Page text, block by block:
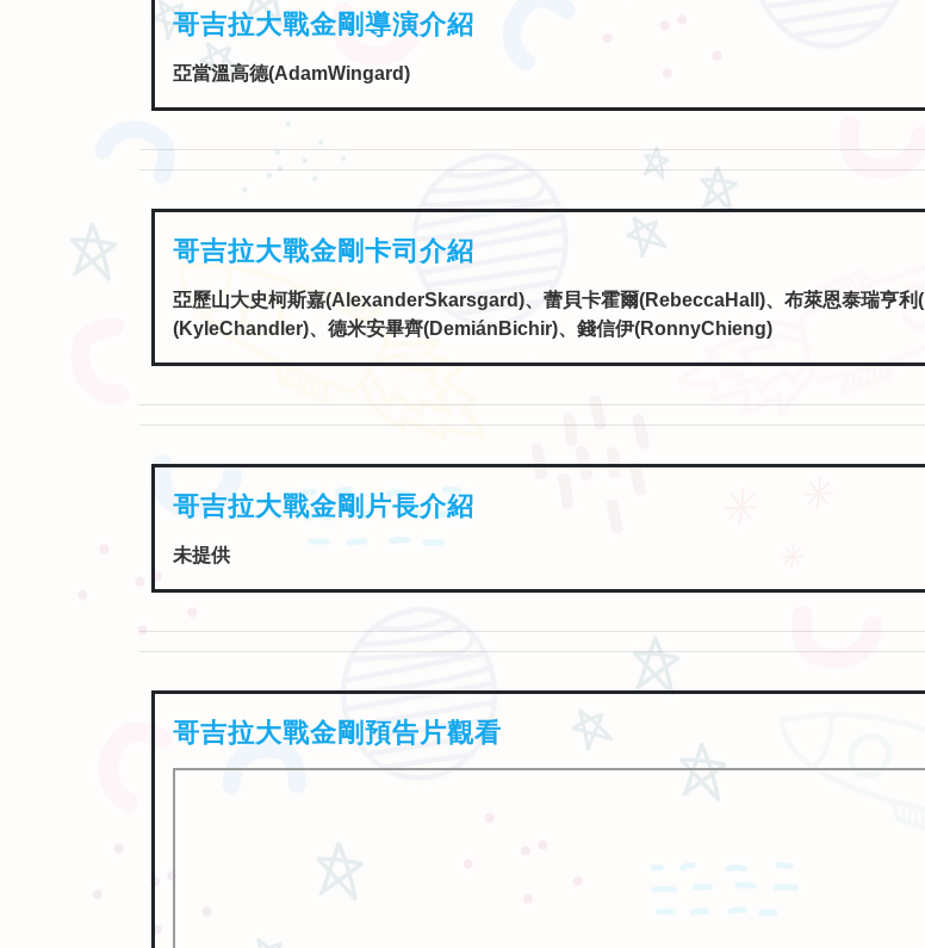
哥吉拉大戰金剛卡司介紹
亞歷山大史柯斯嘉(AlexanderSkarsgard)、蕾貝卡霍爾(RebeccaHall)、布萊恩泰瑞亨
(KyleChandler)、德米安畢齊(DemiánBichir)、錢信伊(RonnyChieng)
哥吉拉大戰金剛片長介紹
未提供
哥吉拉大戰金剛預告片觀看